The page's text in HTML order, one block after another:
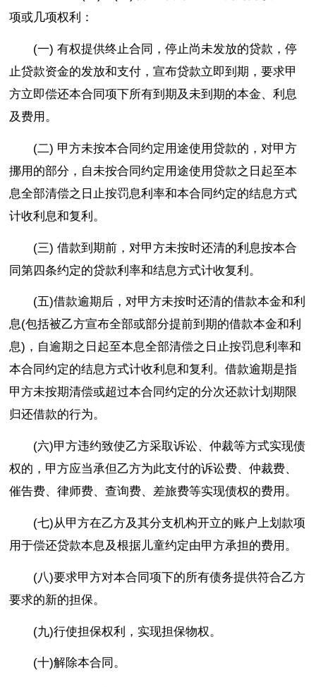
项或几项权利：
(一) 有权提供终止合同，停止尚未发放的贷款，停
止贷款资金的发放和支付，宣布贷款立即到期，要求甲
方立即偿还本合同项下所有到期及未到期的本金、利息
及费用。
(二) 甲方未按本合同约定用途使用贷款的，对甲方
挪用的部分，自未按合同约定用途使用贷款之日起至本
息全部清偿之日止按罚息利率和本合同约定的结息方式
计收利息和复利。
(三) 借款到期前，对甲方未按时还清的利息按本合
同第四条约定的贷款利率和结息方式计收复利。
(五)借款逾期后，对甲方未按时还清的借款本金和利
息(包括被乙方宣布全部或部分提前到期的借款本金和利
息)，自逾期之日起至本息全部清偿之日止按罚息利率和
本合同约定的结息方式计收利息和复利。借款逾期是指
甲方未按期清偿或超过本合同约定的分次还款计划期限
归还借款的行为。
(六)甲方违约致使乙方采取诉讼、仲裁等方式实现债
权的，甲方应当承但乙方为此支付的诉讼费、仲裁费、
催告费、律师费、查询费、差旅费等实现债权的费用。
(七)从甲方在乙方及其分支机构开立的账户上划款项
用于偿还贷款本息及根据儿童约定由甲方承担的费用。
(八)要求甲方对本合同项下的所有债务提供符合乙方
要求的新的担保。
(九)行使担保权利，实现担保物权。
(十)解除本合同。